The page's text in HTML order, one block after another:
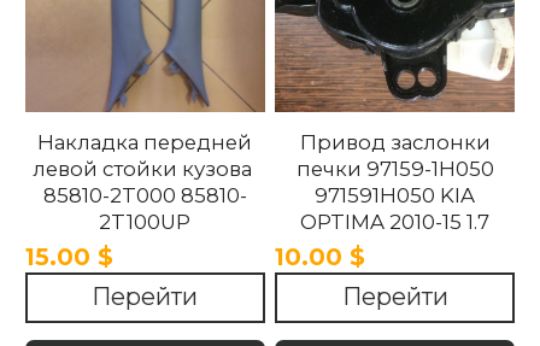
Накладка передней
левой стойки кузова
85810-2T000 85810-
2T100UP
858102T100UP
858102T000 Kia
Optima 2010 -2015.
15.00 $
Перейти
Привод заслонки
печки 97159-1H050
971591H050 KIA
OPTIMA 2010-15 1.7
10.00 $
Перейти